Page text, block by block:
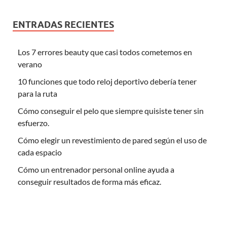
ENTRADAS RECIENTES
Los 7 errores beauty que casi todos cometemos en
verano
10 funciones que todo reloj deportivo debería tener
para la ruta
Cómo conseguir el pelo que siempre quisiste tener sin
esfuerzo.
Cómo elegir un revestimiento de pared según el uso de
cada espacio
Cómo un entrenador personal online ayuda a
conseguir resultados de forma más eficaz.